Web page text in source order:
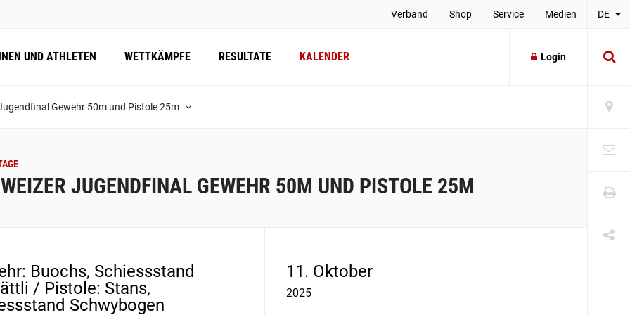
Verband Shop Service Medien DE
UND ATHLETEN WETTKÄMPFE RESULTATE KALENDER Login
Gewehr 50m und Pistole 25m
JUGENDFINAL GEWEHR 50M UND PISTOLE 25M
Buochs, Schiessstand
/ Pistole: Stans,
Schwybogen
11. Oktober
2025